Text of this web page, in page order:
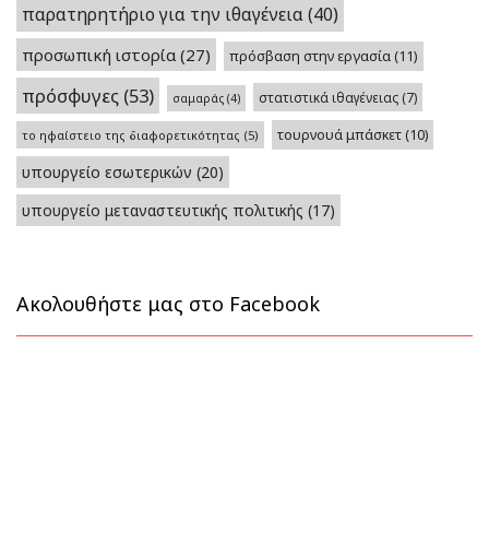
παρατηρητήριο για την ιθαγένεια(40)
προσωπική ιστορία (27) πρόσβαση στην εργασία(11)
πρόσφυγες (53) σαμαράς (4) στατιστικά ιθαγένειας (7)
το ηφαίστειο της διαφορετικότητας (5) τουρνουά μπάσκετ(10)
υπουργείο εσωτερικών (20)
υπουργείο μεταναστευτικής πολιτικής (17)
Ακολουθήστε μας στο Facebook